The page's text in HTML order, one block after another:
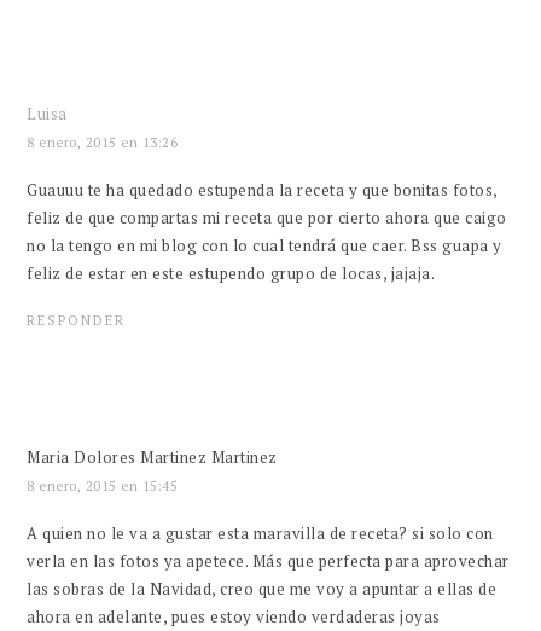
Luisa
8 enero, 2015 en 13:26
Guauuu te ha quedado estupenda la receta y que bonitas fotos,
feliz de que compartas mi receta que por cierto ahora que caigo
no la tengo en mi blog con lo cual tendrá que caer. Bss guapa y
feliz de estar en este estupendo grupo de locas, jajaja.
RESPONDER
Maria Dolores Martinez Martinez
8 enero, 2015 en 15:45
A quien no le va a gustar esta maravilla de receta? si solo con
verla en las fotos ya apetece. Más que perfecta para aprovechar
las sobras de la Navidad, creo que me voy a apuntar a ellas de
ahora en adelante, pues estoy viendo verdaderas joyas